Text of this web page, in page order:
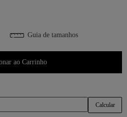
Guia de tamanhos
ao Carrinho